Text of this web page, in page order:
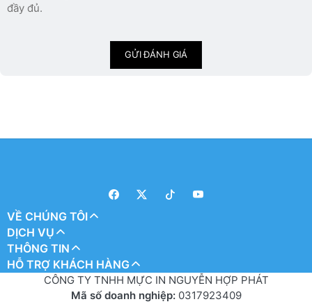
đầy đủ.
GỬI ĐÁNH GIÁ
VỀ CHÚNG TÔI
DỊCH VỤ
THÔNG TIN
HỖ TRỢ KHÁCH HÀNG
CÔNG TY TNHH MỰC IN NGUYỄN HỢP PHÁT
Mã số doanh nghiệp: 0317923409